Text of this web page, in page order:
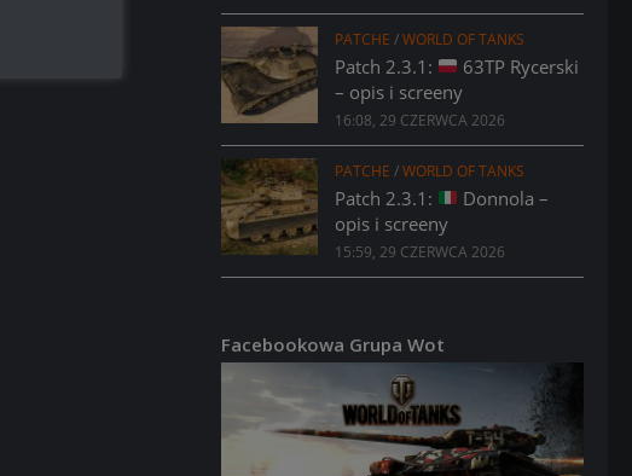
PATCHE /WORLD OF TANKS
Patch 2.3.1:
63TP Rycerski
– opis i screeny
16:08, 29 CZERWCA 2026
PATCHE /WORLD OF TANKS
Patch 2.3.1:
Donnola –
opis i screeny
15:59, 29 CZERWCA 2026
Facebookowa Grupa Wot